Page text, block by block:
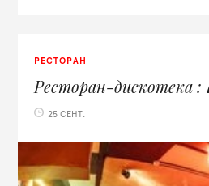
РЕСТОРАН
Ресторан-дискотека
25 СЕНТ.